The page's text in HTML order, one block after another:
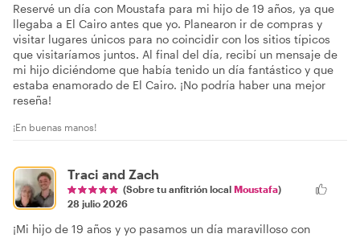
Reservé un día con Moustafa para mi hijo de 19 años, ya que
llegaba a El Cairo antes que yo. Planearon ir de compras y
visitar lugares únicos para no coincidir con los sitios típicos
que visitaríamos juntos. Al final del día, recibí un mensaje de
mi hijo diciéndome que había tenido un día fantástico y que
estaba enamorado de El Cairo. ¡No podría haber una mejor
reseña!
¡En buenas manos!
Traci and Zach
(Sobre tu anfitrión local Moustafa)
28 julio 2026
¡Mi hijo de 19 años y yo pasamos un día maravilloso con